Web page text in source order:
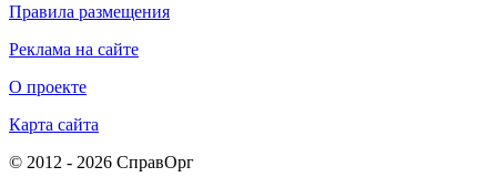
Правила размещения
Реклама на сайте
О проекте
Карта сайта
© 2012 - 2026 СправОрг